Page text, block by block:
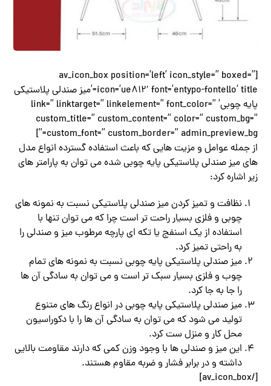
[av_icon_box position=’left’ icon_style=” boxed=”
icon=’ue812′ font=’entypo-fontello’ title=’میز صندلی پلاستیکی
پایه چوبی’ link=” linktarget=” linkelement=” font_color=”
custom_title=” custom_content=” color=” custom_bg=”
custom_font=” custom_border=” admin_preview_bg=”]
از جمله عوامل و مزیت هایی که باعث استفاده گسترده انواع مدل
های میز صندلی پلاستیکی پایه چوبی شده می توان به پارامتر های
زیر اشاره کرد:
نظافت و تمیز کردن میز صندلی پلاستیکی نسبت به نمونه های
چوبی و فلزی بسیار راحت تر است چرا که می توان تنها با
استفاده از یک اسنفج یا تکه ای پارچه مرطوب میز و صندلی را
به راحتی تمیز کرد.
میز صندلی پلاستیکی پایه چوبی نسبت به نمونه های تمام
چوب و فلزی بسیار سبک تر است و می توان به سادگی آن ها
را جا به جا کرد.
میز صندلی پلاستیکی پایه چوبی در انواع رنگ های متنوع
تولید می شود که می توان به سادگی آن ها را با دکوراسیون
محل کار و منزل ست کرد.
این میز و صندلی ها با وجود وزن کمی که دارند مقاومت بالایی
داشته و در برابر فشار و ضربه مقاوم هستند.
[/av_icon_box]